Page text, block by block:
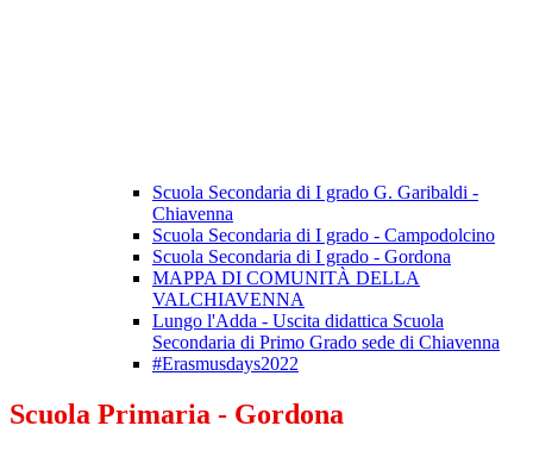
Scuola Secondaria di I grado G. Garibaldi -
Chiavenna
Scuola Secondaria di I grado - Campodolcino
Scuola Secondaria di I grado - Gordona
MAPPA DI COMUNITÀ DELLA
VALCHIAVENNA
Lungo l'Adda - Uscita didattica Scuola
Secondaria di Primo Grado sede di Chiavenna
#Erasmusdays2022
Scuola Primaria - Gordona